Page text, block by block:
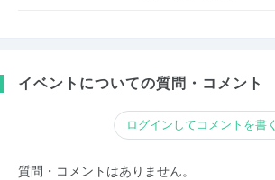
イベントについての質問・コメント
ログインしてコメントを書く
質問・コメントはありません。